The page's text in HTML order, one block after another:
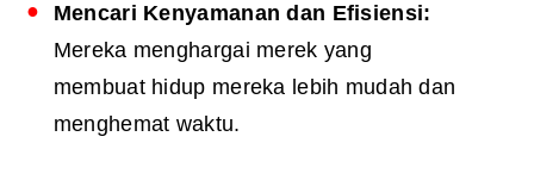
Mencari Kenyamanan dan Efisiensi:
Mereka menghargai merek yang
membuat hidup mereka lebih mudah dan
menghemat waktu.